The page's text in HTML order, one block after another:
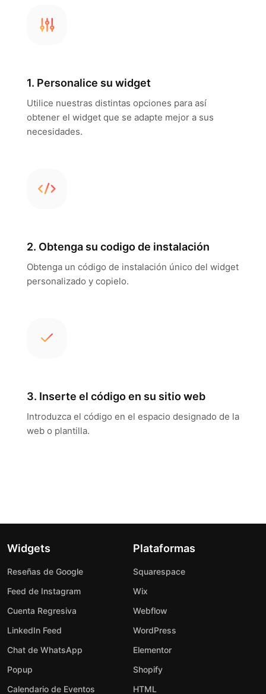
1. Personalice su widget
Utilice nuestras distintas opciones para así
obtener el widget que se adapte mejor a sus
necesidades.
2. Obtenga su codigo de instalación
Obtenga un código de instalación único del widget
personalizado y copielo.
3. Inserte el código en su sitio web
Introduzca el código en el espacio designado de la
web o plantilla.
Widgets
Reseñas de Google
Feed de Instagram
Cuenta Regresiva
LinkedIn Feed
Chat de WhatsApp
Popup
Calendario de Eventos
Plataformas
Squarespace
Wix
Webflow
WordPress
Elementor
Shopify
HTML